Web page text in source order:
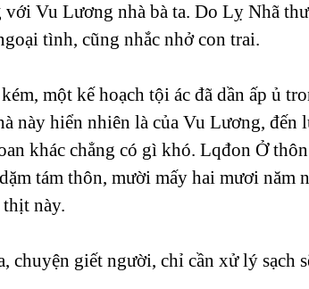
Vu Lương nhà bà ta. Do Lỵ Nhã
tình, cũng nhắc nhở con trai.
một kế hoạch tội ác đã dần ấp ủ
này hiển nhiên là của Vu Lương,
khác chẳng có gì khó. Lqđon Ở
tám thôn, mười mấy hai mươi năm
thịt này.
chuyện giết người, chỉ cần xử lý sạch